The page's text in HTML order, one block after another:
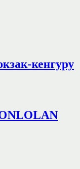
кенгуру